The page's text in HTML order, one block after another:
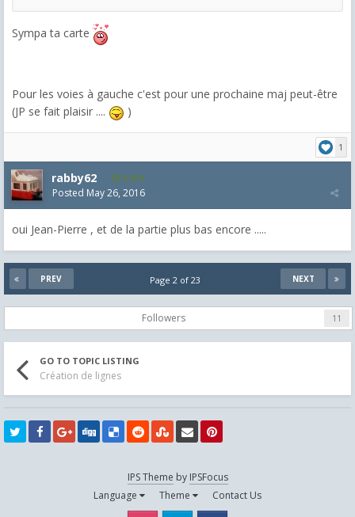
Sympa ta carte
Pour les voies à gauche c'est pour une prochaine maj peut-être
(JP se fait plaisir ....
)
1
rabby62 8,454
Posted May 26, 2016
oui Jean-Pierre , et de la partie plus bas encore .....
PREV NEXT
Page 2 of 23
Followers 11
GO TO TOPIC LISTING
Création de lignes
IPS Theme by IPSFocus
Language
Theme Contact Us